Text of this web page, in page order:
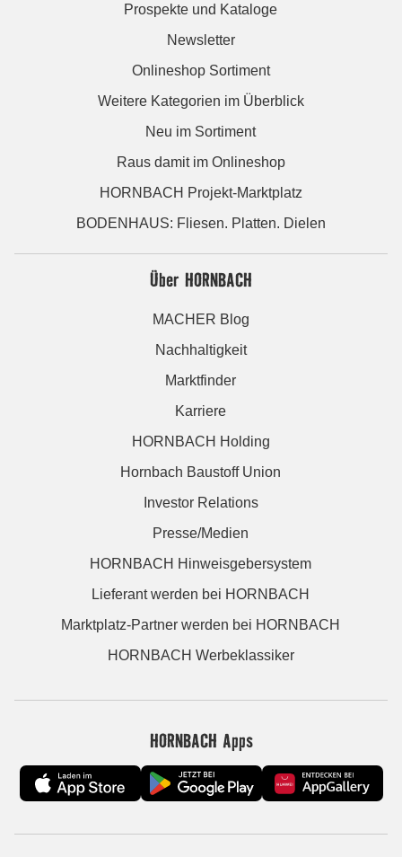
Prospekte und Kataloge
Newsletter
Onlineshop Sortiment
Weitere Kategorien im Überblick
Neu im Sortiment
Raus damit im Onlineshop
HORNBACH Projekt-Marktplatz
BODENHAUS: Fliesen. Platten. Dielen
Über HORNBACH
MACHER Blog
Nachhaltigkeit
Marktfinder
Karriere
HORNBACH Holding
Hornbach Baustoff Union
Investor Relations
Presse/Medien
HORNBACH Hinweisgebersystem
Lieferant werden bei HORNBACH
Marktplatz-Partner werden bei HORNBACH
HORNBACH Werbeklassiker
HORNBACH Apps